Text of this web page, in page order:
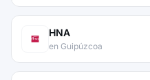
HNA
en Guipúzcoa